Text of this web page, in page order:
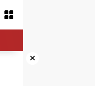
×